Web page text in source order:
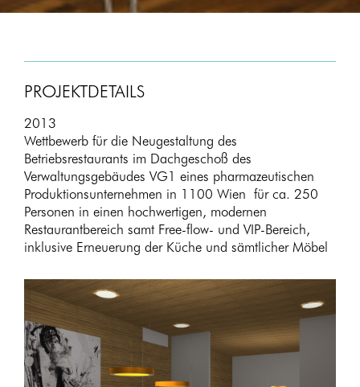
PROJEKTDETAILS
2013
Wettbewerb für die Neugestaltung des
Betriebsrestaurants im Dachgeschoß des
Verwaltungsgebäudes VG1 eines pharmazeutischen
Produktionsunternehmen in 1100 Wien für ca. 250
Personen in einen hochwertigen, modernen
Restaurantbereich samt Free-flow- und VIP-Bereich,
inklusive Erneuerung der Küche und sämtlicher Möbel